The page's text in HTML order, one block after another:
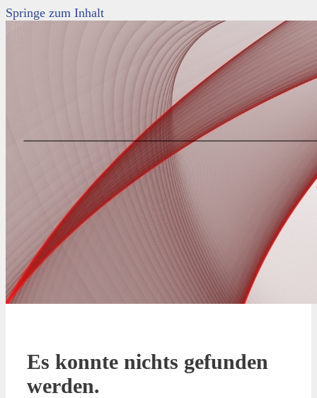
Springe zum Inhalt
Es konnte nichts gefunden
werden.